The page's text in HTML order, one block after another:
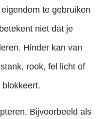
te gebruiken
niet dat je
Hinder kan van
rook, fel licht of
Bijvoorbeeld als